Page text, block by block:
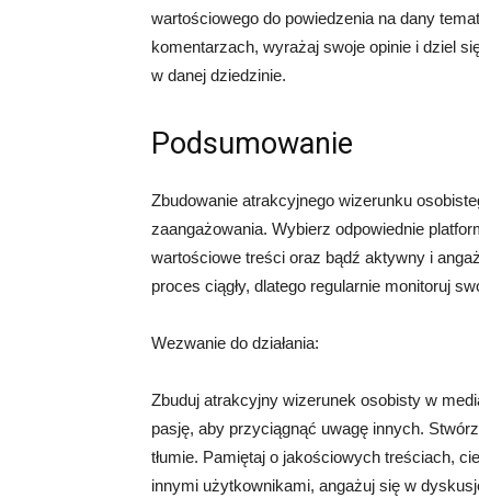
wartościowego do powiedzenia na dany
komentarzach, wyrażaj swoje opinie i dziel
w danej dziedzinie.
Podsumowanie
Zbudowanie atrakcyjnego wizerunku
zaangażowania. Wybierz odpowiednie
wartościowe treści oraz bądź aktywny i
proces ciągły, dlatego regularnie monitoruj
Wezwanie do działania:
Zbuduj atrakcyjny wizerunek osobisty w
pasję, aby przyciągnąć uwagę innych.
tłumie. Pamiętaj o jakościowych treściach,
innymi użytkownikami, angażuj się w